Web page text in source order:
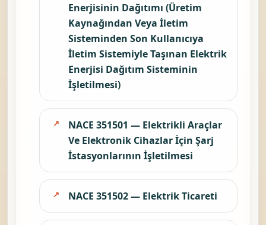
Enerjisinin Dağıtımı (Üretim
Kaynağından Veya İletim
Sisteminden Son Kullanıcıya
İletim Sistemiyle Taşınan Elektrik
Enerjisi Dağıtım Sisteminin
İşletilmesi)
NACE 351501 — Elektrikli Araçlar
Ve Elektronik Cihazlar İçin Şarj
İstasyonlarının İşletilmesi
NACE 351502 — Elektrik Ticareti